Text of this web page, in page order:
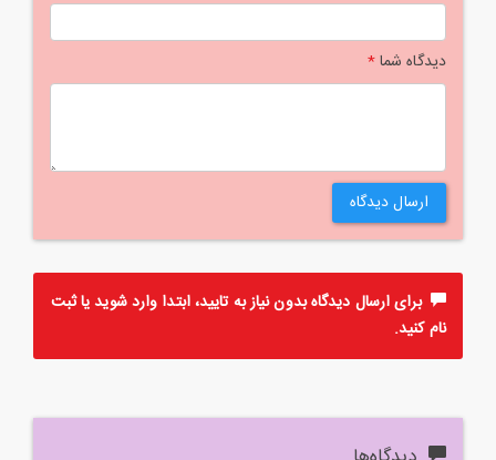
دیدگاه شما*
ارسال دیدگاه
برای ارسال دیدگاه بدون نیاز به تایید، ابتداواردشوید یاثبت
نامکنید.